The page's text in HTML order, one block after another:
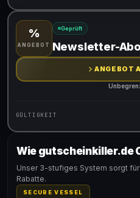
Gültig für teilnehmende
%
ANGEBOT
Geprüft
Newsletter-
ANGEBOT
GÜLTIGKEIT
Gültig für teilnehmende
Wie gutscheinkiller.de
Unser 3-stufiges System sorgt
Rabatte.
SECURE VESSEL